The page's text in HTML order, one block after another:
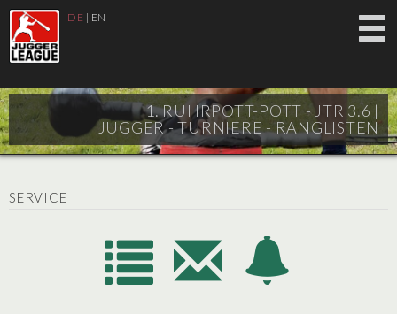
DE | EN
1. RUHRPOTT-POTT - JTR 3.6 |
JUGGER - TURNIERE - RANGLISTEN
SERVICE